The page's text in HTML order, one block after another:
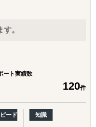
ライン・現地でのアプ
ーまでを代行します。
いパートナーとの掛け
ーゲットリストの優先
キーム構築、そして開
ジェクト管理・ロード
ズ支援）までを伴走し
てきた強固なパートナ
トを確保。食品、酒、
も確かな実績を持ち、
ます。
】
貿易会社では対応困難
の取扱いなど、
ます。
。
ート実績数
120件
ード 知識